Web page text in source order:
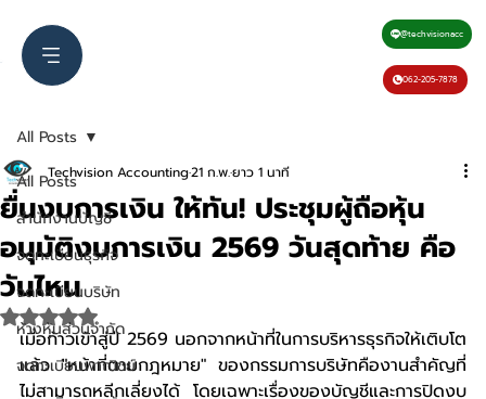
@techvisionacc
062-205-7878
All Posts
สำนักงานบัญชี
จดทะเบียนธุรกิจ
จดทะเบียนบริษัท
ห้างหุ้นส่วนจำกัด
จดทะเบียนพาณิชย์
All Posts
ยื่นงบการเงิน ให้ทัน! ประชุมผู้ถือหุ้น
อนุมัติงบการเงิน 2569 วันสุดท้าย คือ
วันไหน
Techvision Accounting21 ก.พ.ยาว 1 นาที
ได้รับ NaN เต็ม 5 ดาว
เมื่อก้าวเข้าสู่ปี 2569 นอกจากหน้าที่ในการบริหารธุรกิจให้เติบโต
แล้ว "หน้าที่ตามกฎหมาย" ของกรรมการบริษัทคืองานสำคัญที่
ไม่สามารถหลีกเลี่ยงได้ โดยเฉพาะเรื่องของบัญชีและการปิดงบ